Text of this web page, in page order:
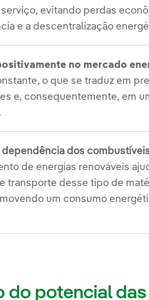
evitando perdas
e a descentralização
no mercado
o que se traduz em
e, consequentemente, em
dependência dos
de energias renováveis
transporte desse tipo de
um consumo
do potencial